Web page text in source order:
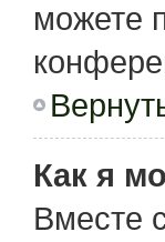
можете
Как я
Вместе